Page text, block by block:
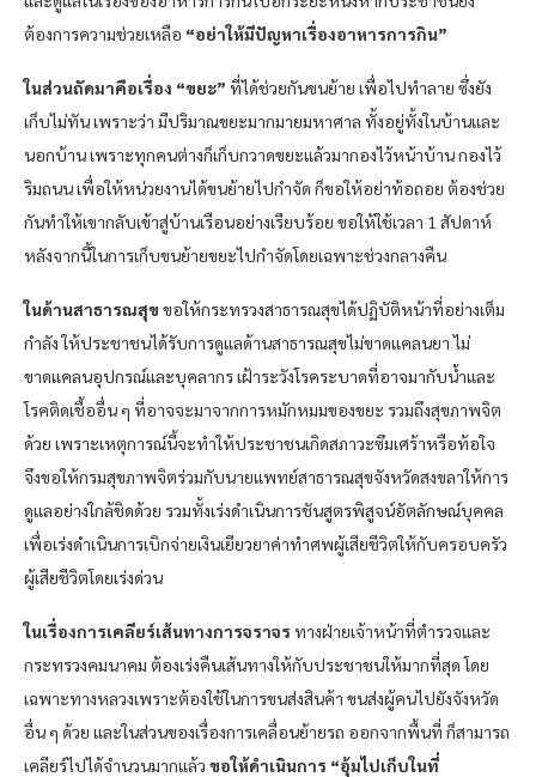
ต้องการความช่วยเหลือ “อย่าให้มีปัญหาเรื่องอาหารการกิน”
ในส่วนถัดมาคือเรื่อง “ขยะ” ที่ได้ช่วยกันขนย้าย เพื่อไปทำลาย ซึ่งยัง
เก็บไม่ทัน เพราะว่า มีปริมาณขยะมากมายมหาศาล ทั้งอยู่ทั้งในบ้านและ
นอกบ้าน เพราะทุกคนต่างก็เก็บกวาดขยะแล้วมากองไว้หน้าบ้าน กองไว้
ริมถนน เพื่อให้หน่วยงานได้ขนย้ายไปกำจัด ก็ขอให้อย่าท้อถอย ต้องช่วย
กันทำให้เขากลับเข้าสู่บ้านเรือนอย่างเรียบร้อย ขอให้ใช้เวลา 1 สัปดาห์
หลังจากนี้ในการเก็บขนย้ายขยะไปกำจัดโดยเฉพาะช่วงกลางคืน
ในด้านสาธารณสุข ขอให้กระทรวงสาธารณสุขได้ปฏิบัติหน้าที่อย่างเต็ม
กำลัง ให้ประชาชนได้รับการดูแลด้านสาธารณสุขไม่ขาดแคลนยา ไม่
ขาดแคลนอุปกรณ์และบุคลากร เฝ้าระวังโรคระบาดที่อาจมากับน้ำและ
โรคติดเชื้ออื่น ๆ ที่อาจจะมาจากการหมักหมมของขยะ รวมถึงสุขภาพจิต
ด้วย เพราะเหตุการณ์นี้จะทำให้ประชาชนเกิดสภาวะซึมเศร้าหรือท้อใจ
จึงขอให้กรมสุขภาพจิตร่วมกับนายแพทย์สาธารณสุขจังหวัดสงขลาให้การ
ดูแลอย่างใกล้ชิดด้วย รวมทั้งเร่งดำเนินการชันสูตรพิสูจน์อัตลักษณ์บุคคล
เพื่อเร่งดำเนินการเบิกจ่ายเงินเยียวยาค่าทำศพผู้เสียชีวิตให้กับครอบครัว
ผู้เสียชีวิตโดยเร่งด่วน
ในเรื่องการเคลียร์เส้นทางการจราจรทางฝ่ายเจ้าหน้าที่ตำรวจและ
กระทรวงคมนาคม ต้องเร่งคืนเส้นทางให้กับประชาชนให้มากที่สุด โดย
เฉพาะทางหลวงเพราะต้องใช้ในการขนส่งสินค้า ขนส่งผู้คนไปยังจังหวัด
อื่น ๆ ด้วย และในส่วนของเรื่องการเคลื่อนย้ายรถ ออกจากพื้นที่ ก็สามารถ
เคลียร์ไปได้จำนวนมากแล้ว ขอให้ดำเนินการ “อุ้มไปเก็บในที่